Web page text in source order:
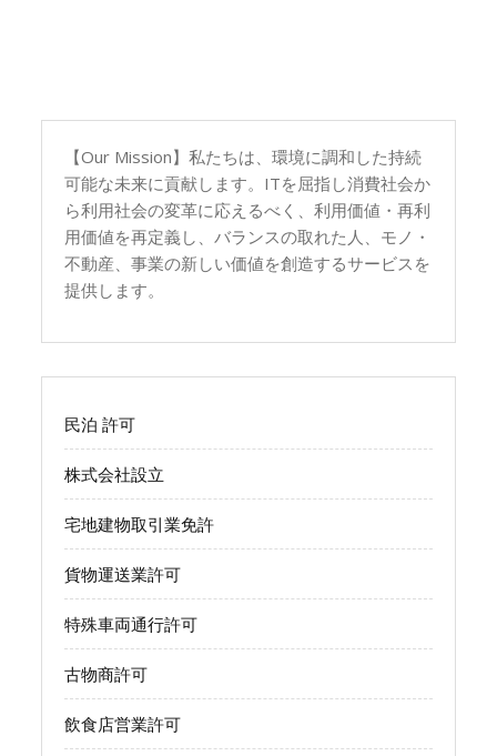
【Our Mission】私たちは、環境に調和した持続
可能な未来に貢献します。ITを屈指し消費社会か
ら利用社会の変革に応えるべく、利用価値・再利
用価値を再定義し、バランスの取れた人、モノ・
不動産、事業の新しい価値を創造するサービスを
提供します。
民泊 許可
株式会社設立
宅地建物取引業免許
貨物運送業許可
特殊車両通行許可
古物商許可
飲食店営業許可